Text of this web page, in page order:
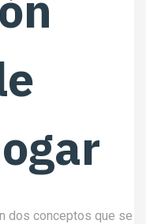
dos conceptos que se